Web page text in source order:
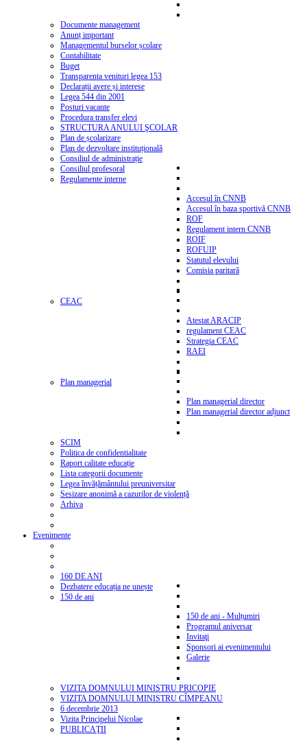
Documente management
Anunț important
Managementul burselor școlare
Contabilitate
Buget
Transparenta venituri legea 153
Declarații avere și interese
Legea 544 din 2001
Posturi vacante
Procedura transfer elevi
STRUCTURA ANULUI ŞCOLAR
Plan de școlarizare
Plan de dezvoltare instituțională
Consiliul de administrație
Consiliul profesoral
Regulamente interne
Accesul în CNNB
Accesul în baza sportivă CNNB
ROF
Regulament intern CNNB
ROIF
ROFUIP
Statutul elevului
Comisia paritară
CEAC
Atestat ARACIP
regulament CEAC
Strategia CEAC
RAEI
Plan managerial
Plan managerial director
Plan managerial director adjunct
SCIM
Politica de confidentialitate
Raport calitate educație
Lista categorii documente
Legea învățământului preuniversitar
Sesizare anonimă a cazurilor de violență
Arhiva
Evenimente
160 DE ANI
Dezbatere educația ne unește
150 de ani
150 de ani - Mulțumiri
Programul aniversar
Invitaţi
Sponsori ai evenimentului
Galerie
VIZITA DOMNULUI MINISTRU PRICOPIE
VIZITA DOMNULUI MINISTRU CÎMPEANU
6 decembrie 2013
Vizita Principelui Nicolae
PUBLICAŢII